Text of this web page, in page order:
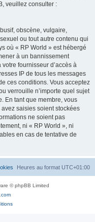
veuillez consulter :
obscène, vulgaire,
ou tout autre contenu qui
où « RP World » est hébergé
à un bannissement
fournisseur d’accès à
IP de tous les messages
ces conditions. Vous acceptez
verrouille n’importe quel sujet
En tant que membre, vous
saisies soient stockées
ne soient pas
ni « RP World », ni
en cas de tentative de
Heures au format UTC+01:00
© phpBB Limited